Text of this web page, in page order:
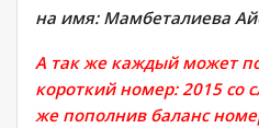
на имя: Мамбеталиева
А так же каждый может
короткий номер: 2015 со
же пополнив баланс